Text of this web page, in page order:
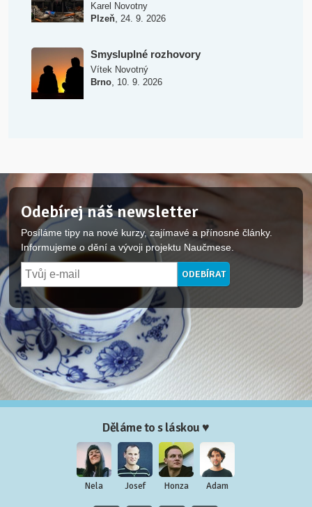
Karel Novotny
Plzeň, 24. 9. 2026
Smysluplné rozhovory
Vítek Novotný
Brno, 10. 9. 2026
Odebírej náš newsletter
Posíláme tipy na nové kurzy, zajímavé a přínosné články.
Informujeme o dění a vývoji projektu Naučmese.
Děláme to s láskou ♥
Nela Josef Honza Adam